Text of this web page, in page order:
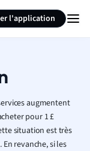
l'application
augmentent
pour 1 £
situation est très
revanche, si les
la page